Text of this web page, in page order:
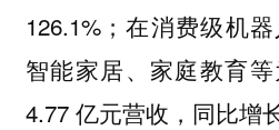
126.1%；在消费级机
智能家居、家庭教育
4.77 亿元营收，同比增